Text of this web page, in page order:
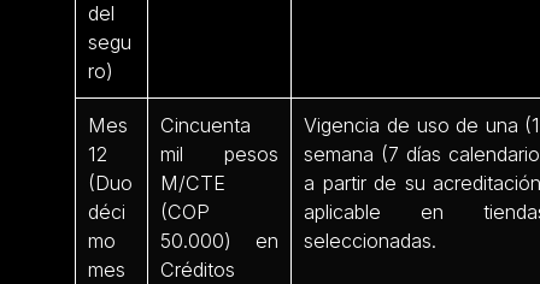
del
segu
ro)
Mes
12
(Duo
déci
mo
mes
Cincuenta
mil pesos
M/CTE
(COP
50.000) en
Créditos
Vigencia de uso de una
semana (7 días
a partir de su
aplicable en
seleccionadas.